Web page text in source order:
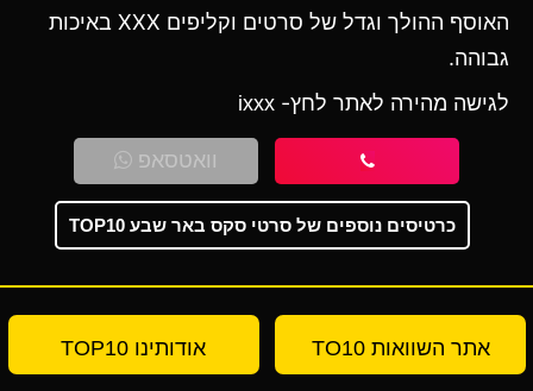
האוסף ההולך וגדל של סרטים וקליפים XXX באיכות
גבוהה.
לגישה מהירה לאתר לחץ- ixxx
וואטסאפ
כרטיסים נוספים של סרטי סקס באר שבע TOP10
אתר השוואות TO10 אודותינו TOP10